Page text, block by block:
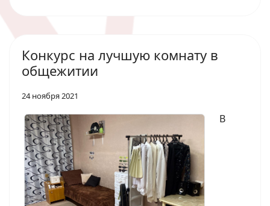
Конкурс на лучшую комнату в
общежитии
24 ноября 2021
В